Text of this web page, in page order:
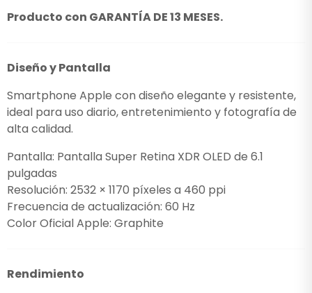
Producto con GARANTÍA DE 13 MESES.
Diseño y Pantalla
Smartphone Apple con diseño elegante y resistente,
ideal para uso diario, entretenimiento y fotografía de
alta calidad.
Pantalla: Pantalla Super Retina XDR OLED de 6.1
pulgadas
Resolución: 2532 × 1170 píxeles a 460 ppi
Frecuencia de actualización: 60 Hz
Color Oficial Apple: Graphite
Rendimiento